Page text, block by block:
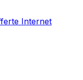
Internet